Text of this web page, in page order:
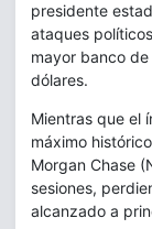
presidente
ataques
mayor banco
dólares.
Mientras que el
máximo
Morgan Chase
sesiones,
alcanzado a